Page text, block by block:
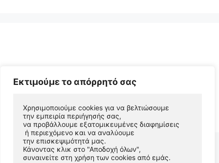
Εκτιμούμε το απόρρητό σας
Χρησιμοποιούμε cookies για να βελτιώσουμε
την εμπειρία περιήγησής σας,
να προβάλλουμε εξατομικευμένες διαφημίσεις
ή περιεχόμενο και να αναλύουμε
την επισκεψιμότητά μας.
Κάνοντας κλικ στο "Αποδοχή όλων",
συναινείτε στη χρήση των cookies από εμάς.
© 2026 Αριστείδης Αρχοντάκης Φυσικός Συγγραφέας
• Φτιαγμένο μεGeneratePress